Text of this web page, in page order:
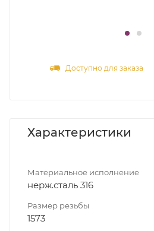
Доступно для заказа
Характеристики
Материальное исполнение
нерж.сталь 316
Размер резьбы
1573